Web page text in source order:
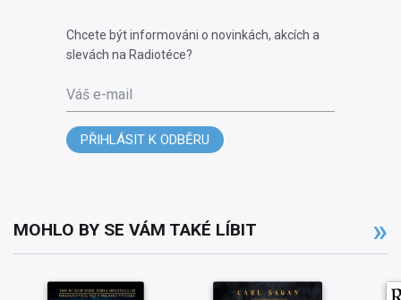
Chcete být informováni o novinkách, akcích a
slevách na Radiotéce?
Váš e-mail
PŘIHLÁSIT K ODBĚRU
MOHLO BY SE VÁM TAKÉ LÍBIT